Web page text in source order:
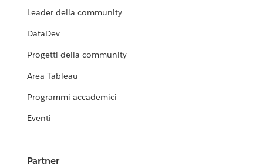
Leader della community
DataDev
Progetti della community
Area Tableau
Programmi accademici
Eventi
Partner